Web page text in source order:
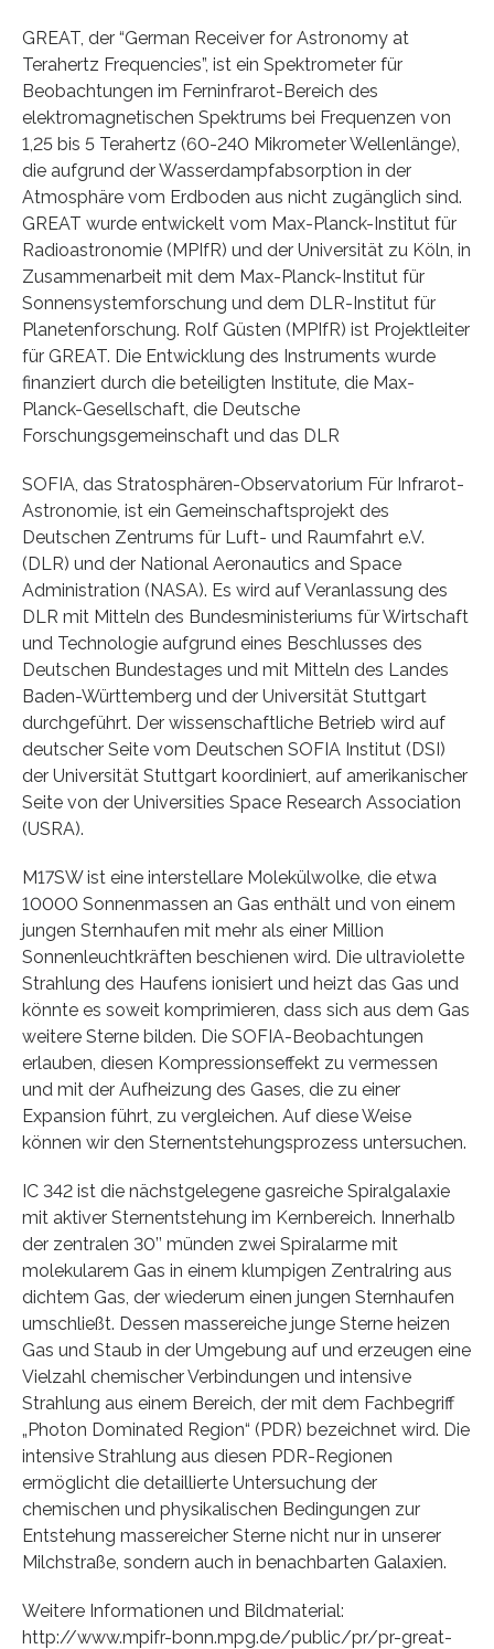
GREAT, der “German Receiver for Astronomy at
Terahertz Frequencies”, ist ein Spektrometer für
Beobachtungen im Ferninfrarot-Bereich des
elektromagnetischen Spektrums bei Frequenzen von
1,25 bis 5 Terahertz (60-240 Mikrometer Wellenlänge),
die aufgrund der Wasserdampfabsorption in der
Atmosphäre vom Erdboden aus nicht zugänglich sind.
GREAT wurde entwickelt vom Max-Planck-Institut für
Radioastronomie (MPIfR) und der Universität zu Köln, in
Zusammenarbeit mit dem Max-Planck-Institut für
Sonnensystemforschung und dem DLR-Institut für
Planetenforschung. Rolf Güsten (MPIfR) ist Projektleiter
für GREAT. Die Entwicklung des Instruments wurde
finanziert durch die beteiligten Institute, die Max-
Planck-Gesellschaft, die Deutsche
Forschungsgemeinschaft und das DLR
SOFIA, das Stratosphären-Observatorium Für Infrarot-
Astronomie, ist ein Gemeinschaftsprojekt des
Deutschen Zentrums für Luft- und Raumfahrt e.V.
(DLR) und der National Aeronautics and Space
Administration (NASA). Es wird auf Veranlassung des
DLR mit Mitteln des Bundesministeriums für Wirtschaft
und Technologie aufgrund eines Beschlusses des
Deutschen Bundestages und mit Mitteln des Landes
Baden-Württemberg und der Universität Stuttgart
durchgeführt. Der wissenschaftliche Betrieb wird auf
deutscher Seite vom Deutschen SOFIA Institut (DSI)
der Universität Stuttgart koordiniert, auf amerikanischer
Seite von der Universities Space Research Association
(USRA).
M17SW ist eine interstellare Molekülwolke, die etwa
10000 Sonnenmassen an Gas enthält und von einem
jungen Sternhaufen mit mehr als einer Million
Sonnenleuchtkräften beschienen wird. Die ultraviolette
Strahlung des Haufens ionisiert und heizt das Gas und
könnte es soweit komprimieren, dass sich aus dem Gas
weitere Sterne bilden. Die SOFIA-Beobachtungen
erlauben, diesen Kompressionseffekt zu vermessen
und mit der Aufheizung des Gases, die zu einer
Expansion führt, zu vergleichen. Auf diese Weise
können wir den Sternentstehungsprozess untersuchen.
IC 342 ist die nächstgelegene gasreiche Spiralgalaxie
mit aktiver Sternentstehung im Kernbereich. Innerhalb
der zentralen 30’’ münden zwei Spiralarme mit
molekularem Gas in einem klumpigen Zentralring aus
dichtem Gas, der wiederum einen jungen Sternhaufen
umschließt. Dessen massereiche junge Sterne heizen
Gas und Staub in der Umgebung auf und erzeugen eine
Vielzahl chemischer Verbindungen und intensive
Strahlung aus einem Bereich, der mit dem Fachbegriff
„Photon Dominated Region“ (PDR) bezeichnet wird. Die
intensive Strahlung aus diesen PDR-Regionen
ermöglicht die detaillierte Untersuchung der
chemischen und physikalischen Bedingungen zur
Entstehung massereicher Sterne nicht nur in unserer
Milchstraße, sondern auch in benachbarten Galaxien.
Weitere Informationen und Bildmaterial:
http://www.mpifr-bonn.mpg.de/public/pr/pr-great-